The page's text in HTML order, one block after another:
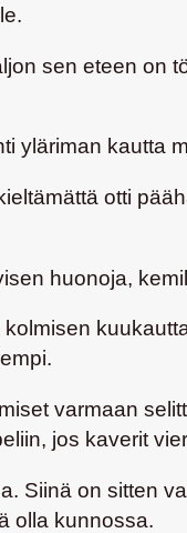
sen eteen on
yläriman kautta
otti
huonoja,
varmaan
jos kaverit
Siinä on sitten
olla kunnossa.